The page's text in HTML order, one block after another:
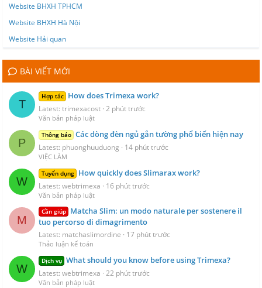
Website BHXH TPHCM
Website BHXH Hà Nội
Website Hải quan
BÀI VIẾT MỚI
T
Hợp tác How does Trimexa work?
Latest: trimexacost 2 phút trước
Văn bản pháp luật
P
Thông báo Các dòng đèn ngủ gắn tường phổ biến hiện nay
Latest: phuonghuuduong 14 phút trước
VIỆC LÀM
W
Tuyển dụng How quickly does Slimarax work?
Latest: webtrimexa 16 phút trước
Văn bản pháp luật
M
Cần giúp Matcha Slim: un modo naturale per sostenere il
tuo percorso di dimagrimento
Latest: matchaslimordine 17 phút trước
Thảo luận kế toán
W
Dịch vụ What should you know before using Trimexa?
Latest: webtrimexa 22 phút trước
Văn bản pháp luật